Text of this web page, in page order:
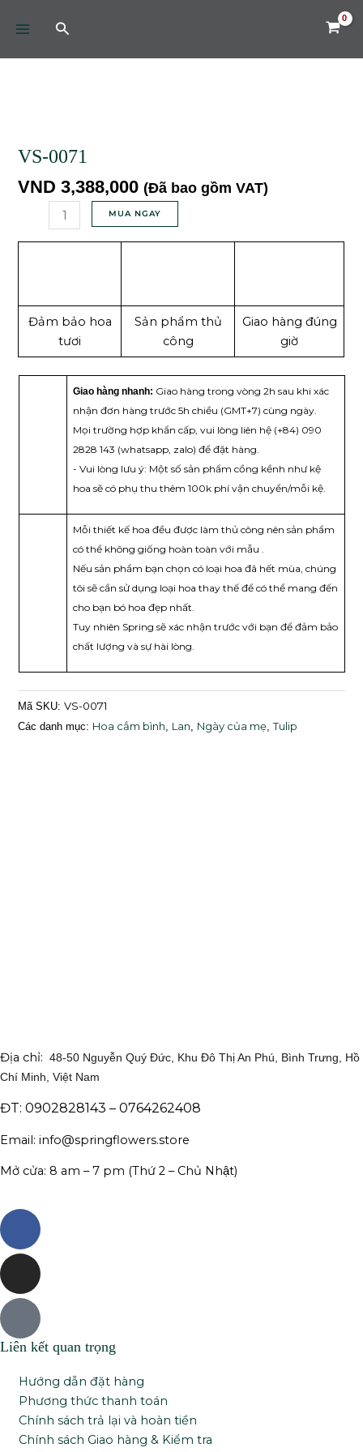
Tìm
VS-0071
VND 3,388,000 (Đã bao gồm VAT)
lượng
MUA NGAY
Đảm bảo hoa
tươi
Sản phẩm thủ
công
Giao hàng đúng
giờ
Giao hàng nhanh: Giao hàng trong vòng 2h sau khi xác
nhận đơn hàng trước 5h chiều (GMT+7) cùng ngày.
Mọi trường hợp khẩn cấp, vui lòng liên hệ (+84) 090
2828 143 (whatsapp, zalo) để đặt hàng.
- Vui lòng lưu ý: Một số sản phẩm cồng kềnh như kệ
hoa sẽ có phụ thu thêm 100k phí vận chuyển/mỗi kệ.
Mỗi thiết kế hoa đều được làm thủ công nên sản phẩm
có thể không giống hoàn toàn với mẫu .
Nếu sản phẩm bạn chọn có loại hoa đã hết mùa, chúng
tôi sẽ cần sử dụng loại hoa thay thế để có thể mang đến
cho bạn bó hoa đẹp nhất.
Tuy nhiên Spring sẽ xác nhận trước với bạn để đảm bảo
chất lượng và sự hài lòng.
Mã SKU:VS-0071
Các danh mục: Hoa cắm bình, Lan, Ngày của mẹ,Tulip
Địa chỉ: 48-50 Nguyễn Quý Đức, Khu Đô Thị An Phú, Bình Trưng, Hồ
Chí Minh, Việt Nam
ĐT: 0902828143 – 0764262408
Email: info@springflowers.store
Mở cửa: 8 am – 7 pm (Thứ 2 – Chủ Nhật)
Facebook
Instagram
Tiktok
Liên kết quan trọng
Hướng dẫn đặt hàng
Phương thức thanh toán
Chính sách trả lại và hoàn tiền
Chính sách Giao hàng & Kiểm tra